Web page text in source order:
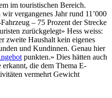
im touristischen Bereich.
vergangenes Jahr rund 11’000
– 75 Prozent der Strecke
zurückgelegt» Hess weiss:
zweite Haushalt kein eigenes
und Kundinnen. Genau hier
punkten.» Dies hätten auch
die dem Thema E-
vermehrt Gewicht